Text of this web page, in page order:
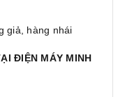
giả, hàng nhái
ĐIỆN MÁY MINH